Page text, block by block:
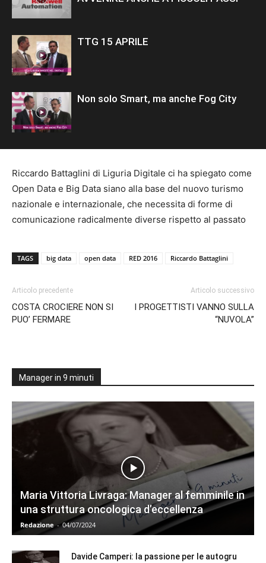
TTG 15 APRILE
Non solo Smart, ma anche Fog City
Riccardo Battaglini di Liguria Digitale ci ha spiegato come
Open Data e Big Data siano alla base del nuovo turismo
nazionale e internazionale, che necessita di forme di
comunicazione radicalmente diverse rispetto al passato
TAGS big data open data RED 2016 Riccardo Battaglini
Articolo precedente
COSTA CROCIERE NON SI
PUO’ FERMARE
Articolo successivo
I PROGETTISTI VANNO SULLA
“NUVOLA”
Manager in 9 minuti
Maria Vittoria Livraga: Manager al femminile in
una struttura oncologica d’eccellenza
Redazione - 04/07/2024
Davide Camperi: la passione per le autogru